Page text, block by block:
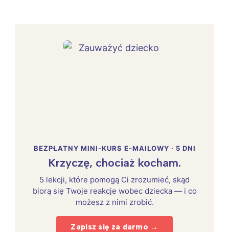
BEZPŁATNY MINI-KURS E-MAILOWY · 5 DNI
Krzyczę, chociaż kocham.
5 lekcji, które pomogą Ci zrozumieć, skąd
biorą się Twoje reakcje wobec dziecka — i co
możesz z nimi zrobić.
Zapisz się za darmo →